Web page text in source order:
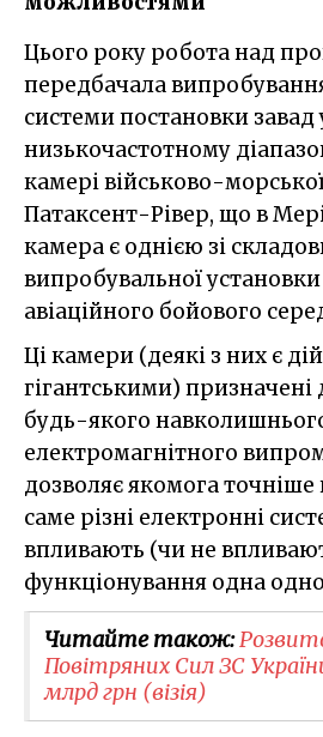
Цього року робота над програмою NGJ
передбачала
системи постановки завад
низькочастотному
камері військово-
Патаксент-Рівер, що в
камера є однією зі
випробувальної
авіаційного бойового
Ці камери (деякі з них є
гігантськими) призначені
будь-якого
електромагнітного
дозволяє якомога точніше
саме різні електронні
впливають (чи не
функціонування одна
Читайте також:
Повітряних Сил ЗС
млрд грн (візія)